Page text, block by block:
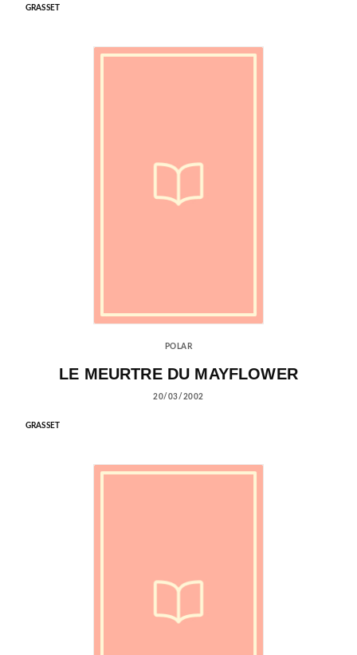
GRASSET
POLAR
LE MEURTRE DU MAYFLOWER
20/03/2002
GRASSET